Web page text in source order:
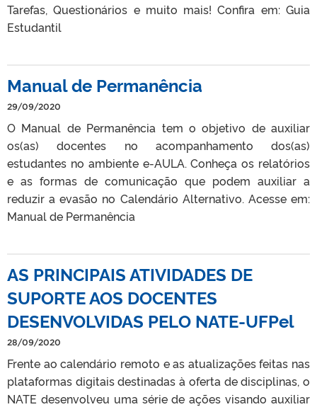
Tarefas, Questionários e muito mais! Confira em: Guia
Estudantil
Manual de Permanência
29/09/2020
O Manual de Permanência tem o objetivo de auxiliar
os(as) docentes no acompanhamento dos(as)
estudantes no ambiente e-AULA. Conheça os relatórios
e as formas de comunicação que podem auxiliar a
reduzir a evasão no Calendário Alternativo. Acesse em:
Manual de Permanência
AS PRINCIPAIS ATIVIDADES DE
SUPORTE AOS DOCENTES
DESENVOLVIDAS PELO NATE-UFPel
28/09/2020
Frente ao calendário remoto e as atualizações feitas nas
plataformas digitais destinadas à oferta de disciplinas, o
NATE desenvolveu uma série de ações visando auxiliar